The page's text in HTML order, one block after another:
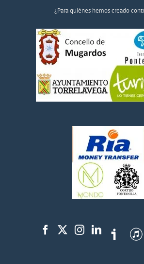
¿Para quiénes hemos creado